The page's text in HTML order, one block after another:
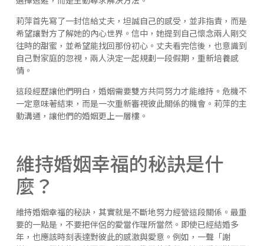
莉萍首先寫了一封信給丈夫，坦誠自己的感受，並非指責，而是
希望讓對方了解她的內心世界。信中，她提到自己懷念兩人剛交
往時的甜蜜，並希望能找回那份初心。丈夫看完信後，也意識到
自己對家庭的忽視，兩人決定一起規劃一段假期，重新培養感
情。
這段經歷讓他們明白，婚姻需要雙方共同努力才能維持。危機不
一定意味著結束，而是一次重新審視彼此關係的機會。莉萍的主
動溝通，讓他們的婚姻更上一層樓。
維持婚姻幸福的秘訣是什
麼？
維持婚姻幸福的秘訣，其實就是不斷地努力經營這段關係。最重
要的一點是，不要把伴侶的愛當作理所當然。即使已經結婚多
年，也應該時刻表達對彼此的感激與愛意。例如，一聲「謝